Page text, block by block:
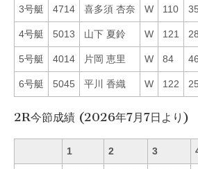
3号艇 4714 喜多須 杏奈 W 110
4号艇 5013 山下 夏鈴 W 121
5号艇 4014 片岡 恵里 W 84
6号艇 5045 平川 香織 W 122
2R今節成績 (2026年7月7日より)
1 2 3